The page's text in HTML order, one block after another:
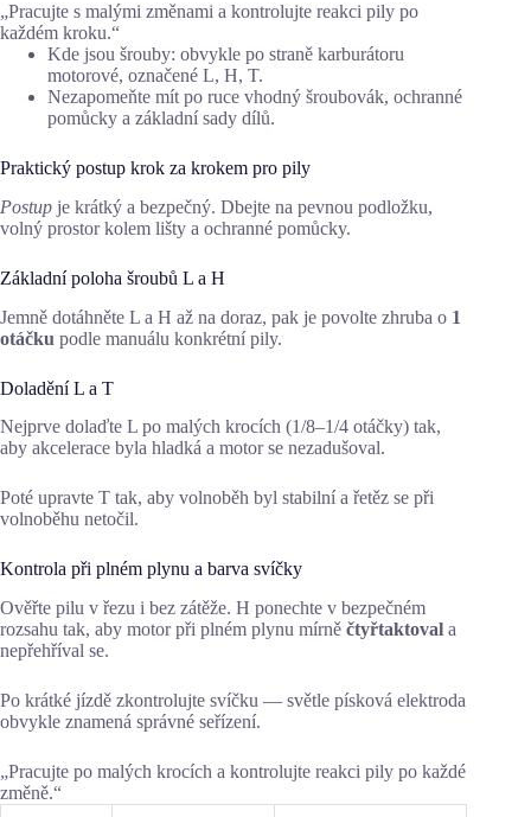
„Pracujte s malými změnami a kontrolujte reakci pily po
každém kroku.“
Kde jsou šrouby: obvykle po straně karburátoru
motorové, označené L, H, T.
Nezapomeňte mít po ruce vhodný šroubovák, ochranné
pomůcky a základní sady dílů.
Praktický postup krok za krokem pro pily
Postup je krátký a bezpečný. Dbejte na pevnou podložku,
volný prostor kolem lišty a ochranné pomůcky.
Základní poloha šroubů L a H
Jemně dotáhněte L a H až na doraz, pak je povolte zhruba o 1
otáčku podle manuálu konkrétní pily.
Doladění L a T
Nejprve dolaďte L po malých krocích (1/8–1/4 otáčky) tak,
aby akcelerace byla hladká a motor se nezadušoval.
Poté upravte T tak, aby volnoběh byl stabilní a řetěz se při
volnoběhu netočil.
Kontrola při plném plynu a barva svíčky
Ověřte pilu v řezu i bez zátěže. H ponechte v bezpečném
rozsahu tak, aby motor při plném plynu mírně čtyřtaktoval a
nepřehříval se.
Po krátké jízdě zkontrolujte svíčku — světle písková elektroda
obvykle znamená správné seřízení.
„Pracujte po malých krocích a kontrolujte reakci pily po každé
změně.“